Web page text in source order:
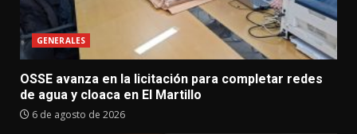
GENERALES
OSSE avanza en la licitación para completar redes
de agua y cloaca en El Martillo
6 de agosto de 2026